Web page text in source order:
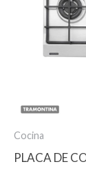
Cocina
PLACA DE